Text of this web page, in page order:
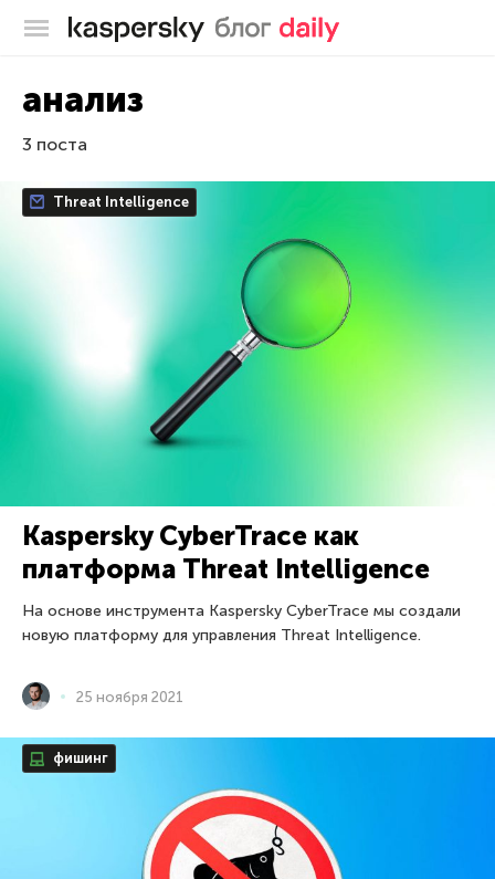
Блог Касперского
анализ
3 поста
Threat Intelligence
Kaspersky CyberTrace как
платформа Threat Intelligence
На основе инструмента Kaspersky CyberTrace мы создали
новую платформу для управления Threat Intelligence.
25 ноября 2021
фишинг